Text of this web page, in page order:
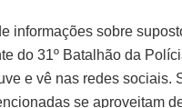
informações sobre
do 31º Batalhão da
e vê nas redes sociais.
se aproveitam